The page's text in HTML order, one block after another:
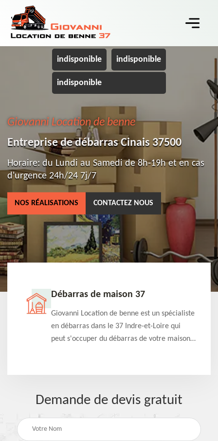
indisponible indisponible
indisponible
Giovanni Location de benne
Entreprise de débarras Cinais 37500
Horaire: du Lundi au Samedi de 8h-19h et en cas
d'urgence 24h/24 7j/7
NOS RÉALISATIONS CONTACTEZ NOUS
Débarras de maison 37
Giovanni Location de benne est un spécialiste
en débarras dans le 37 Indre-et-Loire qui
peut s'occuper du débarras de votre maison
Demande de devis gratuit